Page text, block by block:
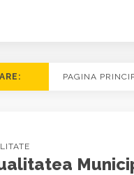
PAGINA